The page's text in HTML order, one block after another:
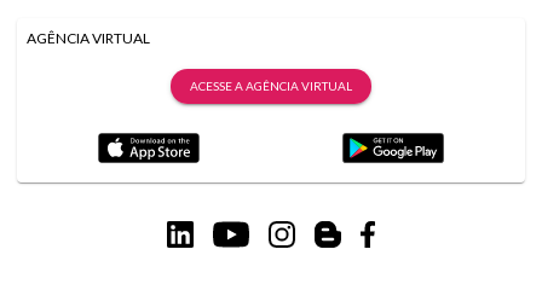
AGÊNCIA VIRTUAL
ACESSE A AGÊNCIA VIRTUAL